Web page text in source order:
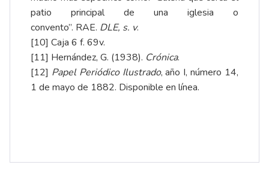
patio principal de una iglesia o
convento”. RAE. DLE, s. v.
[10] Caja 6 f. 69v.
[11] Hernández, G. (1938). Crónica.
[12] Papel Periódico Ilustrado, año I, número 14,
1 de mayo de 1882. Disponible en línea.